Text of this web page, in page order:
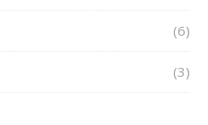
(6)
(3)